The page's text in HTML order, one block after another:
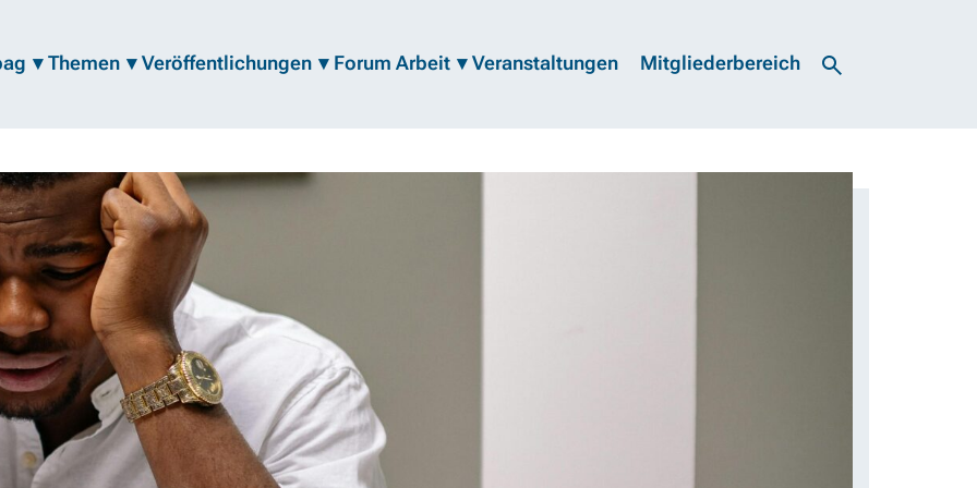
Themen Veröffentlichungen Forum Arbeit Veranstaltungen Mitgliederbereich